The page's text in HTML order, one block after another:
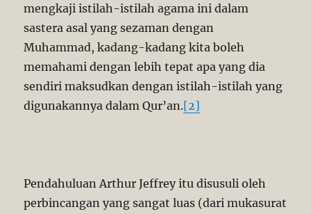
mengkaji istilah-istilah agama ini dalam
sastera asal yang sezaman dengan
Muhammad, kadang-kadang kita boleh
memahami dengan lebih tepat apa yang dia
sendiri maksudkan dengan istilah-istilah yang
digunakannya dalam Qur’an.[2]
Pendahuluan Arthur Jeffrey itu disusuli oleh
perbincangan yang sangat luas (dari mukasurat